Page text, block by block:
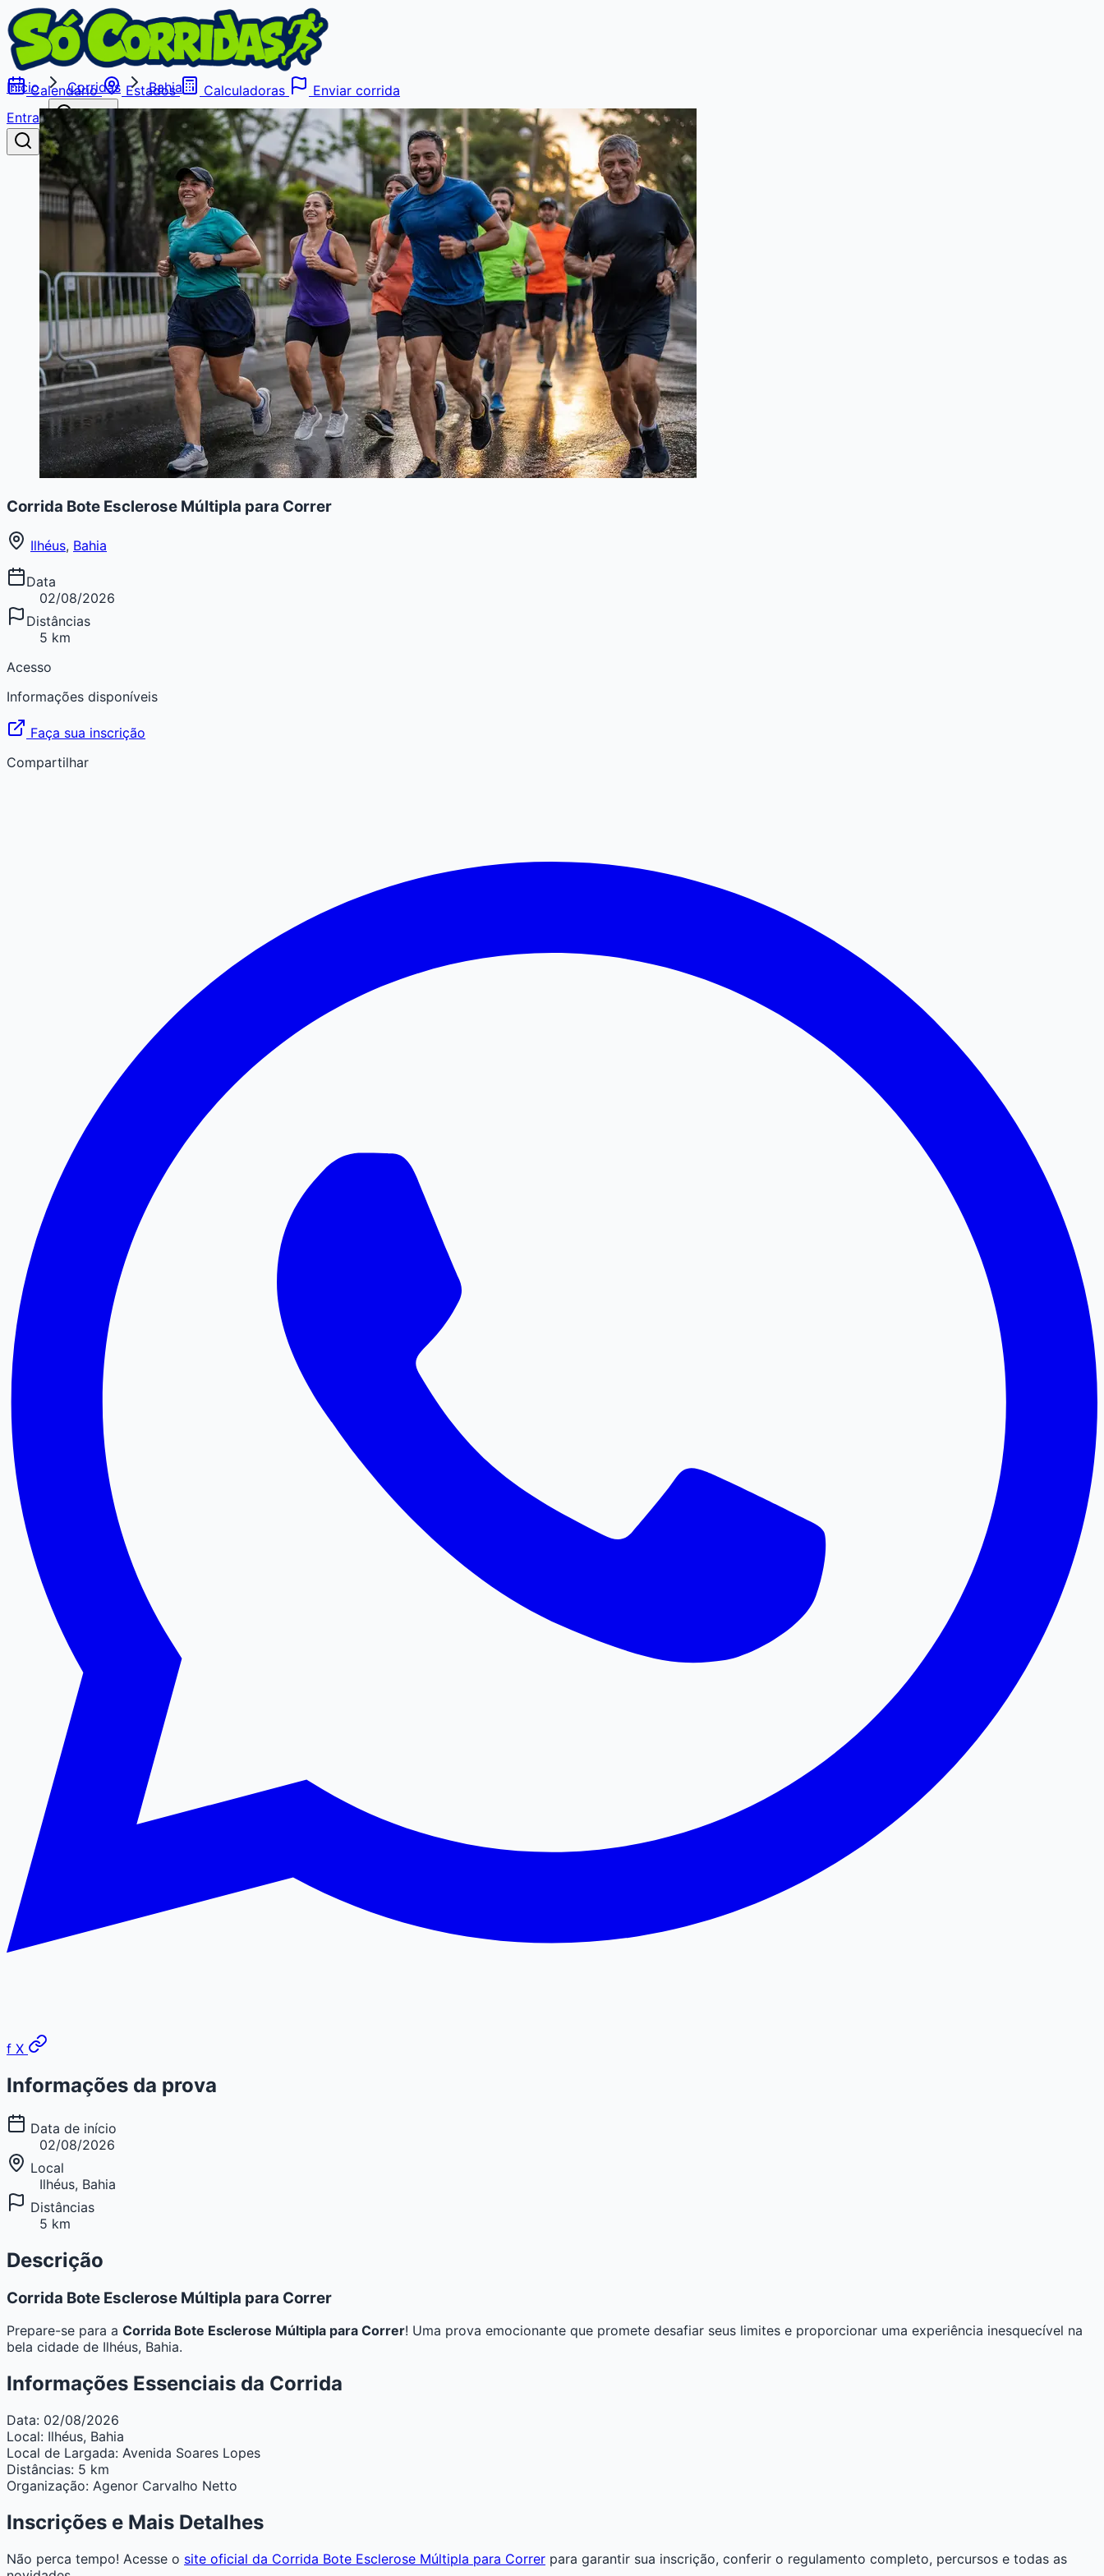
Calendário Estados Calculadoras
Enviar corrida
Entrar
Buscar
Início Corridas Bahia
Corrida Bote Esclerose Múltipla para Correr
Ilhéus, Bahia
Data
02/08/2026
Distâncias
5 km
Acesso
Informações disponíveis
Faça sua inscrição
Compartilhar
f X
Informações da prova
Data de início
02/08/2026
Local
Ilhéus, Bahia
Distâncias
5 km
Descrição
Corrida Bote Esclerose Múltipla para Correr
Prepare-se para a Corrida Bote Esclerose Múltipla para Correr! Uma prova emocionante que promete desafiar seus limites e proporcionar uma experiência inesquecível na
bela cidade de Ilhéus, Bahia.
Informações Essenciais da Corrida
Data: 02/08/2026
Local: Ilhéus, Bahia
Local de Largada: Avenida Soares Lopes
Distâncias: 5 km
Organização: Agenor Carvalho Netto
Inscrições e Mais Detalhes
Não perca tempo! Acesse o site oficial da Corrida Bote Esclerose Múltipla para Correr para garantir sua inscrição, conferir o regulamento completo, percursos e todas as